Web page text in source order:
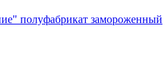
полуфабрикат замороженный